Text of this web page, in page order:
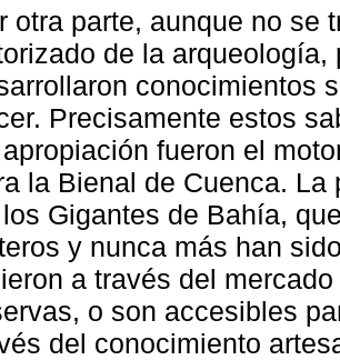
otra parte, aunque no se
de la
conocimientos
Precisamente estos
fueron el
la Bienal de Cuenca.
Gigantes de Bahía,
y nunca más han
a través del
o son accesibles
del conocimiento